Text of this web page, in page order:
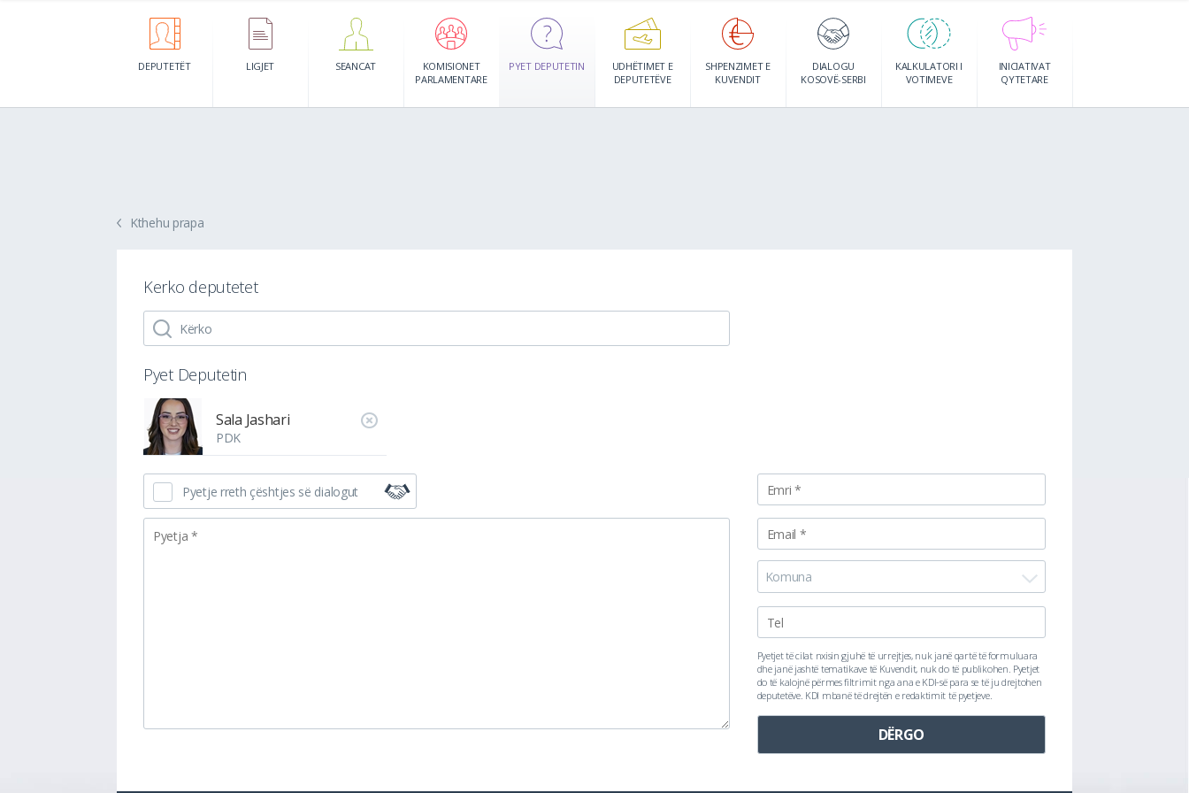
DEPUTETËT LIGJET SEANCAT
KOMISIONET
PARLAMENTARE
PYET DEPUTETIN
UDHËTIMET E
DEPUTETËVE
SHPENZIMET E
KUVENDIT
DIALOGU
KOSOVË-SERBI
KALKULATORI I
VOTIMEVE
INICIATIVAT
QYTETARE
Kthehu prapa
Kerko deputetet
Pyet Deputetin
Sala Jashari
PDK
Pyetje rreth çështjes së dialogut
Komuna
Pyetjet të cilat nxisin gjuhë të urrejtjes, nuk janë qartë të formuluara
dhe janë jashtë tematikave të Kuvendit, nuk do të publikohen. Pyetjet
do të kalojnë përmes filtrimit nga ana e KDI-së para se të ju drejtohen
deputetëve. KDI mbanë të drejtën e redaktimit të pyetjeve.